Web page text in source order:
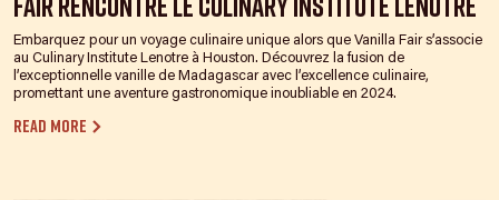
Embarquez pour un voyage culinaire unique alors que Vanilla Fair s’associe
au Culinary Institute Lenotre à Houston. Découvrez la fusion de
l’exceptionnelle vanille de Madagascar avec l’excellence culinaire,
promettant une aventure gastronomique inoubliable en 2024.
Read more